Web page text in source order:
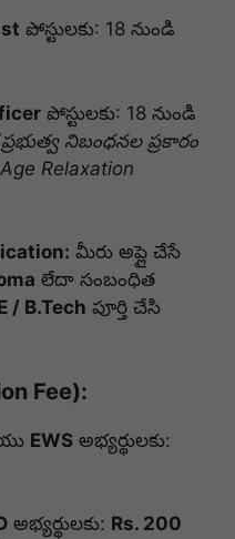
పోస్టులకు: 18 నుండి
పోస్టులకు: 18 నుండి
నిబంధనల ప్రకారం
Relaxation
మీరు అప్లై చేసే
లేదా సంబంధిత
/ B.Tech పూర్తి చేసి
Fee):
EWS అభ్యర్థులకు:
అభ్యర్థులకు: Rs. 200